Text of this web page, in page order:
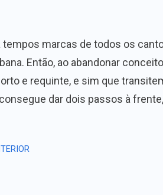
tempos marcas de todos os
Então, ao abandonar
e requinte, e sim que
consegue dar dois passos à